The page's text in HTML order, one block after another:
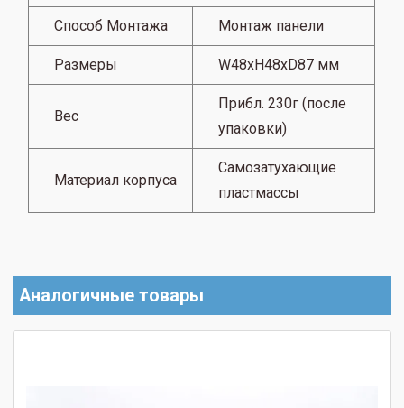
Способ Монтажа Монтаж панели
Размеры W48xH48xD87 мм
Вес
Прибл. 230г (после
упаковки)
Материал корпуса
Самозатухающие
пластмассы
Аналогичные товары